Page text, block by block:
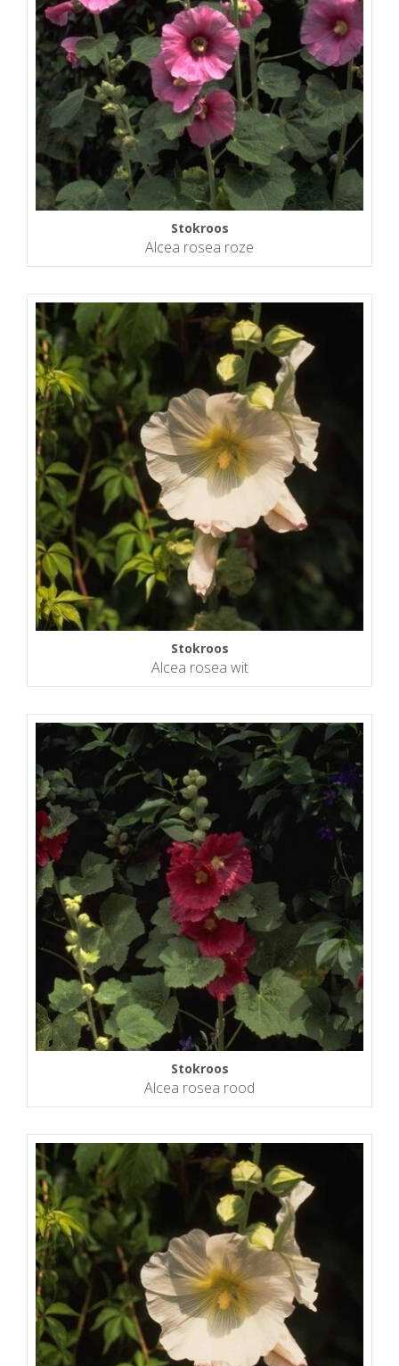
Stokroos
Alcea rosea roze
Stokroos
Alcea rosea wit
Stokroos
Alcea rosea rood